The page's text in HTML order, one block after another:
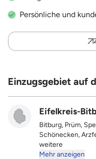
Persönliche und
Einzugsgebiet auf
Eifelkreis-
Bitburg, Prüm,
Schönecken,
weitere
Mehr anzeigen